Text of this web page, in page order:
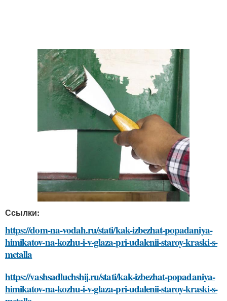
Ссылки:
https://dom-na-vodah.ru/stati/kak-izbezhat-popadaniya-
himikatov-na-kozhu-i-v-glaza-pri-udalenii-staroy-kraski-s-
metalla
https://vashsadluchshij.ru/stati/kak-izbezhat-popadaniya-
himikatov-na-kozhu-i-v-glaza-pri-udalenii-staroy-kraski-s-